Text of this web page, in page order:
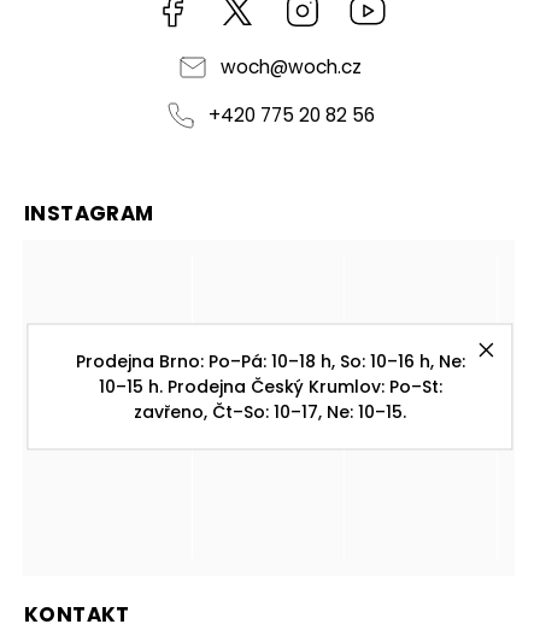
Prodejna Brno: Po–Pá: 10–18 h, So: 10–16 h, Ne:
10–15 h. Prodejna Český Krumlov: Po–St:
zavřeno, Čt–So: 10–17, Ne: 10–15.
woch@woch.cz
+420 775 20 82 56
KONTAKT
INSTAGRAM